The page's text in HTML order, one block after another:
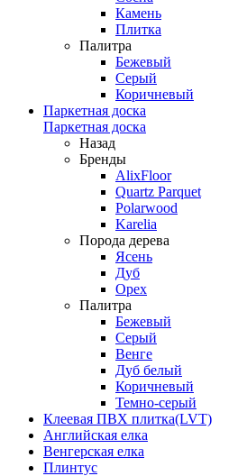
Камень
Плитка
Палитра
Бежевый
Серый
Коричневый
Паркетная доска
Паркетная доска
Назад
Бренды
AlixFloor
Quartz Parquet
Polarwood
Karelia
Порода дерева
Ясень
Дуб
Орех
Палитра
Бежевый
Серый
Венге
Дуб белый
Коричневый
Темно-серый
Клеевая ПВХ плитка(LVT)
Английская елка
Венгерская елка
Плинтус